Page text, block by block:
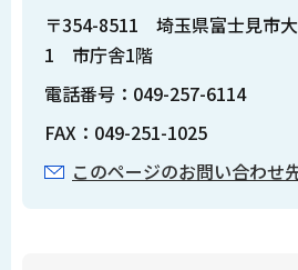
〒354-8511 埼玉県富士見市
1 市庁舎1階
電話番号：049-257-6114
FAX：049-251-1025
このページのお問い合わせ